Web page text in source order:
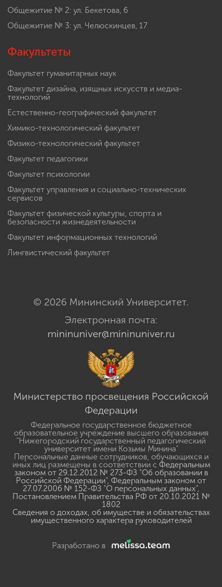
Общежитие № 2: ул. Бекетова, 6
Общежитие № 3: ул. Челюскинцев, 17
Факультеты
Факультет гуманитарных наук
Факультет дизайна, изящных искусств и медиа-
технологий
Естественно-географический факультет
Химико-технологический факультет
Физико-технологический факультет
Факультет педагогики
Факультет психологии
Факультет управления и социально-технических
сервисов
Факультет физической культуры, спорта и
безопасности жизнедеятельности
Факультет информационных технологий
Лингвистический факультет
© 2026 Мининский Университет.
Электронная почта:
mininuniver@mininuniver.ru
Министерство просвещения Российской
Федерации
Федеральное государственное бюджетное
образовательное учреждение высшего образования
"Нижегородский государственный педагогический
университет имени Козьмы Минина"
Персональные данные сотрудников, обучающихся и
иных лиц размещены в соответствии с Федеральным
законом от 29.12.2012 № 273-ФЗ "Об образовании в
Российской Федерации", Федеральным законом от
27.07.2006 № 152-ФЗ "О персональных данных",
Постановлением Правительства РФ от 20.10.2021 №
1802
Сведения о доходах, об имуществе и обязательствах
имущественного характера руководителей
Разработано в